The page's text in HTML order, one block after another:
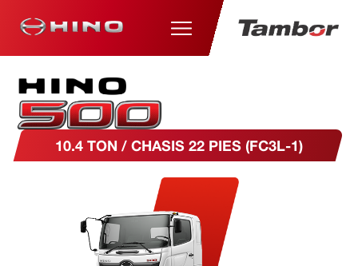
10.4 TON / CHASIS 22 PIES (FC3L-1)